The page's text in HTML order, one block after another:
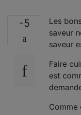
-5
Les
saveur
saveur
Faire
est
Comme